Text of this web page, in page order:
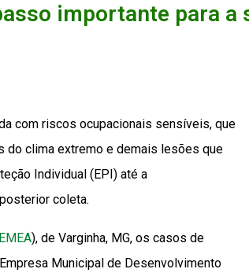
importante para a
com riscos ocupacionais sensíveis, que
do clima extremo e demais lesões que
Individual (EPI) até a
coleta.
), de Varginha, MG, os casos de
Municipal de Desenvolvimento